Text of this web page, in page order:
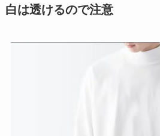
白は透けるので注意